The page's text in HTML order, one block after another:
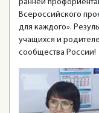
ранней
Всероссийского
для каждого».
учащихся и
сообщества России!